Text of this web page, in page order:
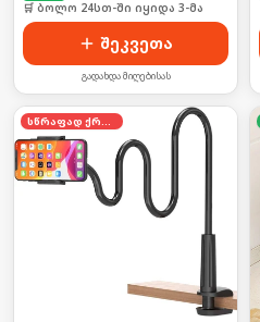
🛒 ბოლო 24სთ-ში იყიდა 3-მა
შეკვეთა
გადახდა მიღებისას
სწრაფად ქრება